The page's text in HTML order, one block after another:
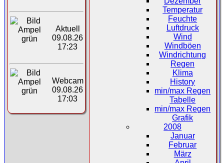
Aktuell
09.08.26
17:23
Webcam
09.08.26
17:03
Temperatur
Feuchte
Luftdruck
Wind
Windböen
Windrichtung
Regen
Klima
History
min/max Regen
Tabelle
min/max Regen
Grafik
2008
Januar
Februar
März